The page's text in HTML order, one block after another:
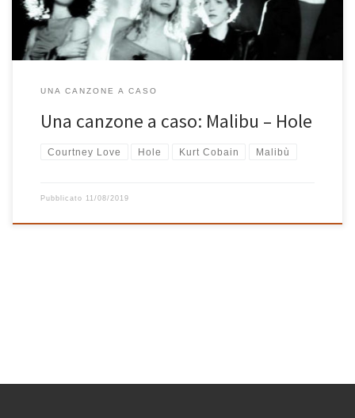
UNA CANZONE A CASO
Una canzone a caso: Malibu – Hole
Courtney Love Hole Kurt Cobain Malibù
Pubblicato 11/08/2019